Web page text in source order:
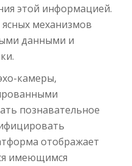
этой информацией.
ясных механизмов
данными и
камеры,
познавательное
отображает
имеющимся